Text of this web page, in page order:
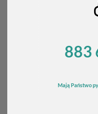
883
Mają Państwo